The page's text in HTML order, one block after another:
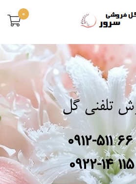
0
تلفنی گل
0912-511
0922-14